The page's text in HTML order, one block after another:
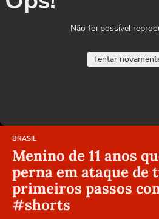
Não foi possível
Tentar
BRASIL
Menino de 11 anos
perna em ataque de
primeiros passos
#shorts